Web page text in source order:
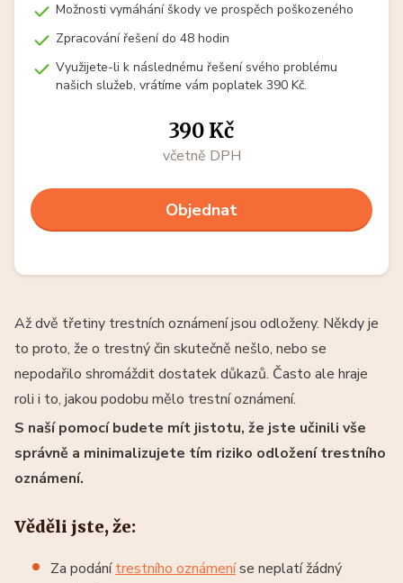
Možnosti vymáhání škody ve prospěch poškozeného
Zpracování řešení do 48 hodin
Využijete-li k následnému řešení svého problému
našich služeb, vrátíme vám poplatek 390 Kč.
390 Kč
včetně DPH
Objednat
Až dvě třetiny trestních oznámení jsou odloženy. Někdy je
to proto, že o trestný čin skutečně nešlo, nebo se
nepodařilo shromáždit dostatek důkazů. Často ale hraje
roli i to, jakou podobu mělo trestní oznámení.
S naší pomocí budete mít jistotu, že jste učinili vše
správně a minimalizujete tím riziko odložení trestního
oznámení.
Věděli jste, že:
Za podánítrestního oznámeníse neplatí žádný